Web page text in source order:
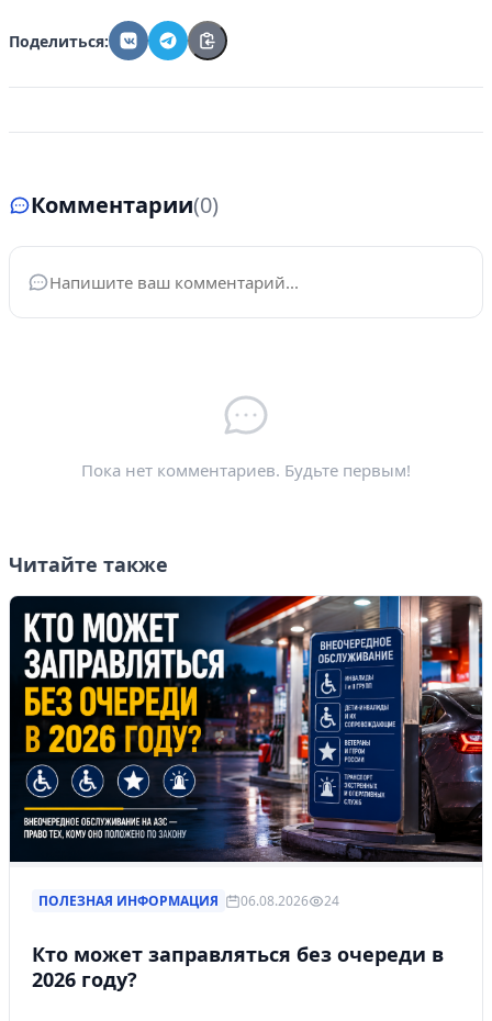
Поделиться:
Комментарии(0)
Ваше имя*
Пока нет комментариев. Будьте первым!
Читайте также
ПОЛЕЗНАЯ ИНФОРМАЦИЯ 06.08.2026 24
Кто может заправляться без очереди в
2026 году?